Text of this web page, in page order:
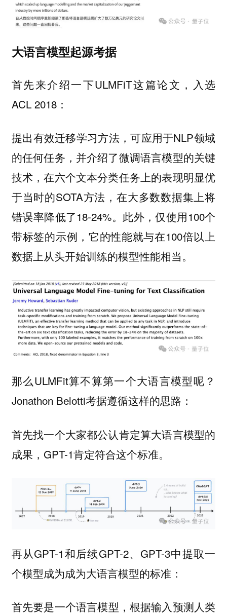
大语言模型起源考据
首先来介绍一下ULMFiT这篇论文，入选
ACL 2018：
提出有效迁移学习方法，可应用于NLP领域
的任何任务，并介绍了微调语言模型的关键
技术，在六个文本分类任务上的表现明显优
于当时的SOTA方法，在大多数数据集上将
错误率降低了18-24%。此外，仅使用100个
带标签的示例，它的性能就与在100倍以上
数据上从头开始训练的模型性能相当。
那么ULMFit算不算第一个大语言模型呢？
Jonathon Belotti考据遵循这样的思路：
首先找一个大家都公认肯定算大语言模型的
成果，GPT-1肯定符合这个标准。
再从GPT-1和后续GPT-2、GPT-3中提取一
个模型成为成为大语言模型的标准：
首先要是一个语言模型 ，根据输入预测人类